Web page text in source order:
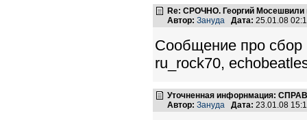
Re: СРОЧНО. Георгий Мосешвили
Автор: Зануда Дата: 25.01.08
Сообщение про сбор
ru_rock70,
Уточненная инфорнмация:
Автор: Зануда Дата: 23.01.08